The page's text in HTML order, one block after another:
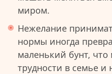
миром.
Нежелание
нормы иногда
маленький бунт, что
трудности в семье и